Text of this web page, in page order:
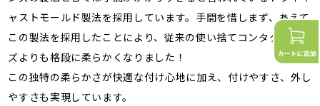
ャストモールド製法を採用しています。手間を惜しまず、あえて
この製法を採用したことにより、従来の使い捨てコンタクトレン
ズよりも格段に柔らかくなりました！
この独特の柔らかさが快適な付け心地に加え、付けやすさ、外し
やすさも実現しています。